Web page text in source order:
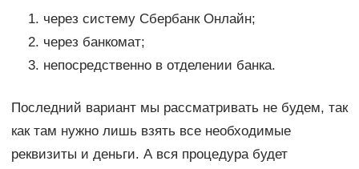
через систему Сбербанк Онлайн;
через банкомат;
непосредственно в отделении банка.
Последний вариант мы рассматривать не будем, так
как там нужно лишь взять все необходимые
реквизиты и деньги. А вся процедура будет